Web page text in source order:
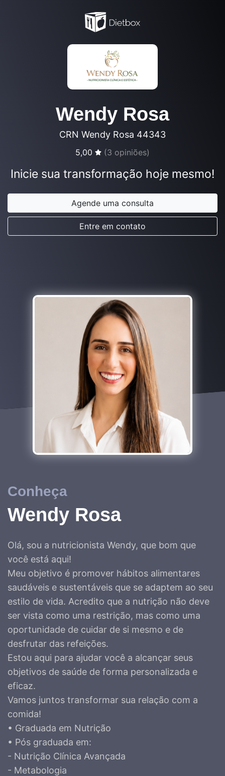
Wendy Rosa
CRN Wendy Rosa 44343
5,00 (3 opiniões)
Inicie sua transformação hoje mesmo!
Agende uma consulta
Entre em contato
Conheça
Wendy Rosa
Olá, sou a nutricionista Wendy, que bom que
você está aqui!
Meu objetivo é promover hábitos alimentares
saudáveis e sustentáveis que se adaptem ao seu
estilo de vida. Acredito que a nutrição não deve
ser vista como uma restrição, mas como uma
oportunidade de cuidar de si mesmo e de
desfrutar das refeições.
Estou aqui para ajudar você a alcançar seus
objetivos de saúde de forma personalizada e
eficaz.
Vamos juntos transformar sua relação com a
comida!
• Graduada em Nutrição
• Pós graduada em:
- Nutrição Clínica Avançada
- Metabologia